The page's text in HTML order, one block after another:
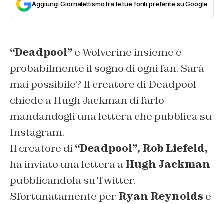
Aggiungi Giornalettismo tra le tue fonti preferite su Google
“Deadpool”e Wolverine insieme è
probabilmente il sogno di ogni fan. Sarà
mai possibile? Il creatore di Deadpool
chiede a Hugh Jackman di farlo
mandandogli una lettera che pubblica su
Instagram.
Il creatore di“Deadpool”, Rob Liefeld,
ha inviato una lettera aHugh Jackman
pubblicandola su Twitter.
Sfortunatamente per Ryan Reynolds e